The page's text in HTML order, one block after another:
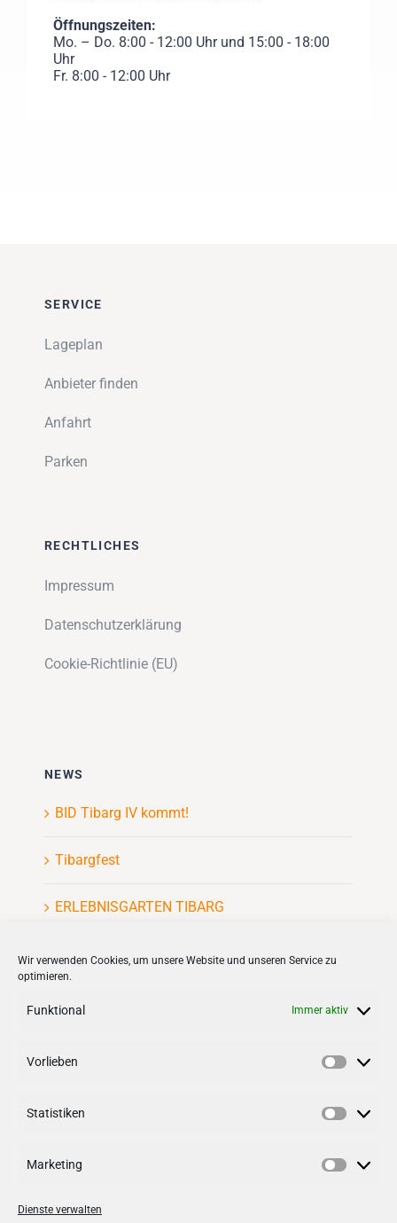
Wir verwenden Cookies, um unsere Website und unseren Service zu
optimieren.
Funktional Immer aktiv
Vorlieben
Statistiken
Marketing
Dienste verwalten
Öffnungszeiten:
Mo. – Do. 8:00 - 12:00 Uhr und 15:00 - 18:00
Uhr
Fr. 8:00 - 12:00 Uhr
SERVICE
Lageplan
Anbieter finden
Anfahrt
Parken
RECHTLICHES
Impressum
Datenschutzerklärung
Cookie-Richtlinie (EU)
NEWS
BID Tibarg IV kommt!
Tibargfest
ERLEBNISGARTEN TIBARG
Kinderflohmarkt
Follow us on